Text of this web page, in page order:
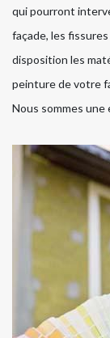
qui pourront
façade, les
disposition les
peinture de votre
Nous sommes